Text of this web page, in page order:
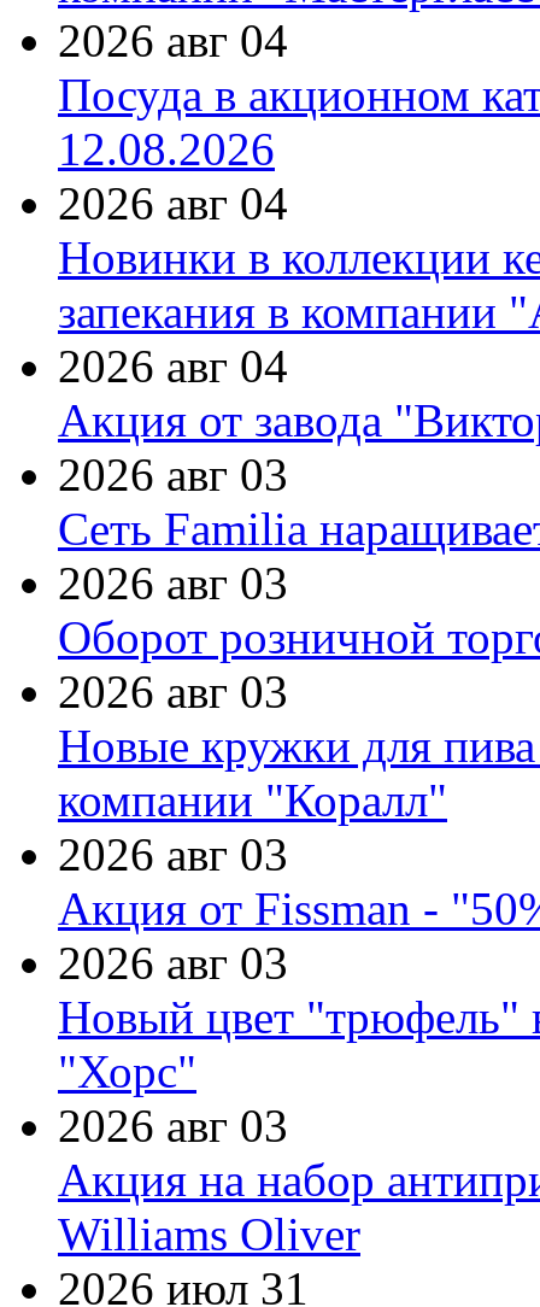
2026 авг 04
Посуда в акционном
12.08.2026
2026 авг 04
Новинки в коллекции
запекания в компании
2026 авг 04
Акция от завода
2026 авг 03
Сеть Familia
2026 авг 03
Оборот розничной
2026 авг 03
Новые кружки для
компании "Коралл"
2026 авг 03
Акция от Fissman -
2026 авг 03
Новый цвет "трюфель"
"Хорс"
2026 авг 03
Акция на набор
Williams Oliver
2026 июл 31